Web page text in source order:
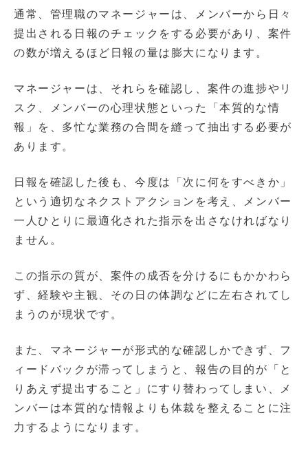
通常、管理職のマネージャーは、メンバーから日々
提出される日報のチェックをする必要があり、案件
の数が増えるほど日報の量は膨大になります。
マネージャーは、それらを確認し、案件の進捗やリ
スク、メンバーの心理状態といった「本質的な情
報」を、多忙な業務の合間を縫って抽出する必要が
あります。
日報を確認した後も、今度は「次に何をすべきか」
という適切なネクストアクションを考え、メンバー
一人ひとりに最適化された指示を出さなければなり
ません。
この指示の質が、案件の成否を分けるにもかかわら
ず、経験や主観、その日の体調などに左右されてし
まうのが現状です。
また、マネージャーが形式的な確認しかできず、フ
ィードバックが滞ってしまうと、報告の目的が「と
りあえず提出すること」にすり替わってしまい、メ
ンバーは本質的な情報よりも体裁を整えることに注
力するようになります。